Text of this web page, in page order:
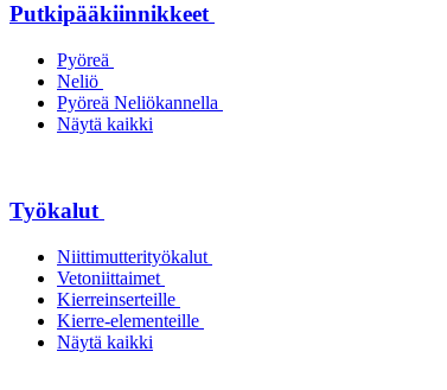
Putkipääkiinnikkeet
Pyöreä
Neliö
Pyöreä Neliökannella
Näytä kaikki
Työkalut
Niittimutterityökalut
Vetoniittaimet
Kierreinserteille
Kierre-elementeille
Näytä kaikki